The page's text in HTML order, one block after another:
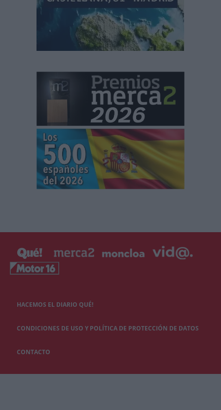
HACEMOS EL DIARIO QUÉ!
CONDICIONES DE USO Y POLÍTICA DE PROTECCIÓN DE DATOS
CONTACTO